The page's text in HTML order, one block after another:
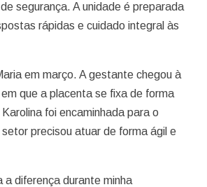
segurança. A unidade é preparada
rápidas e cuidado integral às
em março. A gestante chegou à
que a placenta se fixa de forma
foi encaminhada para o
precisou atuar de forma ágil e
diferença durante minha